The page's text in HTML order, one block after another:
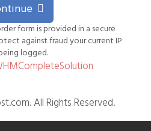
form is provided in a secure
against fraud your current IP
logged.
All Rights Reserved.